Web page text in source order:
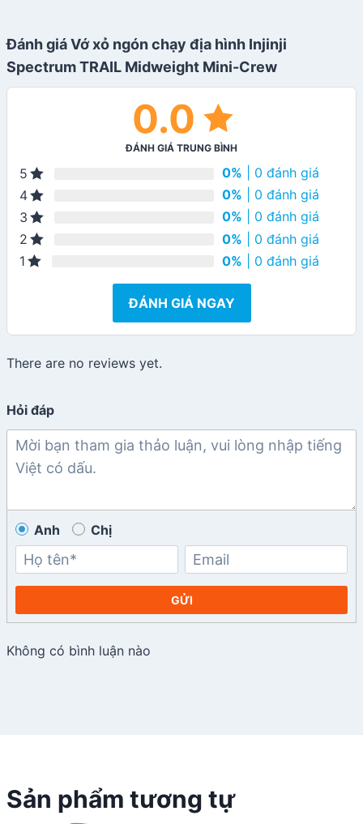
Đánh giá Vớ xỏ ngón chạy địa hình Injinji
Spectrum TRAIL Midweight Mini-Crew
0.0
ĐÁNH GIÁ TRUNG BÌNH
5 0% | 0 đánh giá
4
0% | 0 đánh giá
3
0% | 0 đánh giá
2
0% | 0 đánh giá
1
0% | 0 đánh giá
ĐÁNH GIÁ NGAY
There are no reviews yet.
Hỏi đáp
Anh Chị
GỬI
Không có bình luận nào
Sản phẩm tương tự